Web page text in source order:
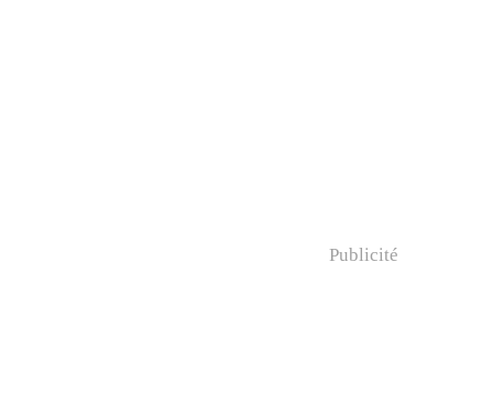
Publicité